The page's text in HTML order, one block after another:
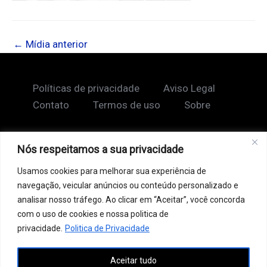
Nós respeitamos a sua privacidade
Usamos cookies para melhorar sua experiência de
navegação, veicular anúncios ou conteúdo personalizado e
analisar nosso tráfego. Ao clicar em “Aceitar”, você concorda
com o uso de cookies e nossa politica de
privacidade. Politica de Privacidade
Aceitar tudo
← Mídia anterior
Políticas de privacidade
Aviso Legal
Contato
Termos de uso Sobre
Ao acessar este site, você concorda com nossos
Termos de Uso e Política de Privacidade. Este site
pode conter links patrocinados, incluindo do Google
AdSense, e links de afiliados. Podemos receber uma
comissão por vendas feitas através desses links. o
conteúdo aqui presente, incluindo textos, é protegido